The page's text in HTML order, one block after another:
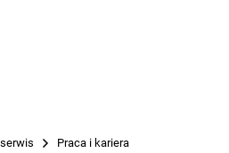
Praca i kariera